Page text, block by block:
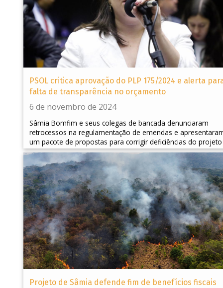
PSOL critica aprovação do PLP 175/2024 e alerta
falta de transparência no orçamento
6 de novembro de 2024
Sâmia Bomfim e seus colegas de bancada denunciaram
retrocessos na regulamentação de emendas e
um pacote de propostas para corrigir deficiências do projeto
Projeto de Sâmia defende fim de benefícios fiscais